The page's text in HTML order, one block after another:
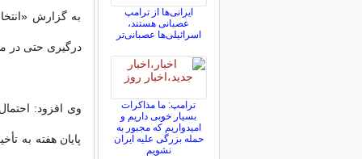
به گزارش
درگیری حتی در
وی افزود:
پایان هفته به
ایرانی‌ها از ترامپ
عصبانی هستند،
اسرائیلی‌ها عصبانی‌تر
ترامپ: ما مذاکرات
بسیار خوبی داریم و
امیدواریم که مجبور به
حمله بزرگی علیه ایران
نشویم